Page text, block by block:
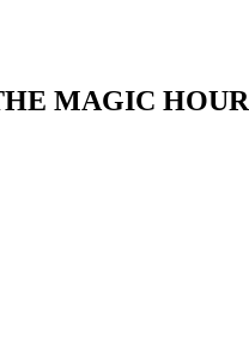
MAGIC HOUR